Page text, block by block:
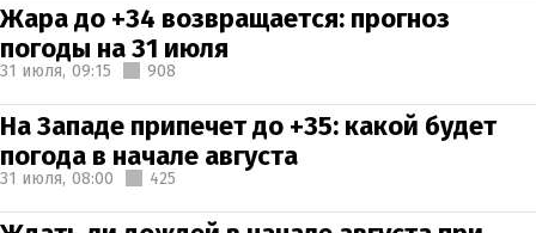
Жара до +34 возвращается: прогноз
погоды на 31 июля
31 июля, 09:15 908
На Западе припечет до +35: какой будет
погода в начале августа
31 июля, 08:00 425